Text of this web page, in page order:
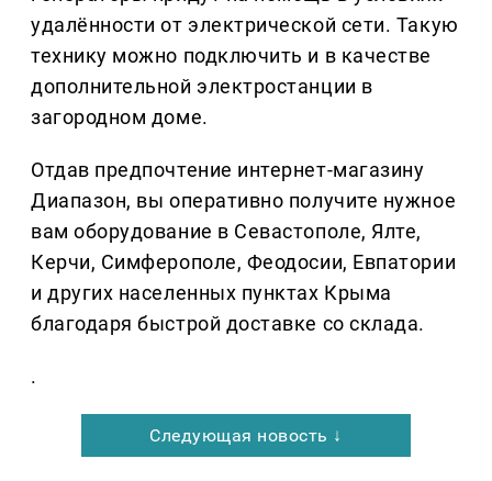
удалённости от электрической сети. Такую
технику можно подключить и в качестве
дополнительной электростанции в
загородном доме.
Отдав предпочтение интернет-магазину
Диапазон, вы оперативно получите нужное
вам оборудование в Севастополе, Ялте,
Керчи, Симферополе, Феодосии, Евпатории
и других населенных пунктах Крыма
благодаря быстрой доставке со склада.
.
Следующая новость ↓